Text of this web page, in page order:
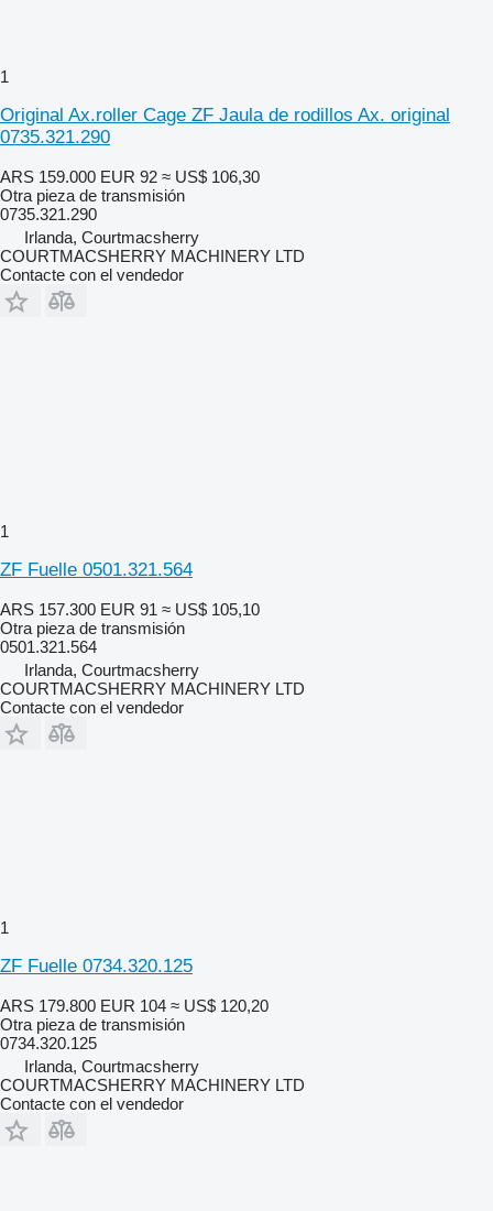
1
Original Ax.roller Cage ZF Jaula de rodillos Ax. original
0735.321.290
ARS 159.000 EUR 92 ≈ US$ 106,30
Otra pieza de transmisión
0735.321.290
Irlanda, Courtmacsherry
COURTMACSHERRY MACHINERY LTD
Contacte con el vendedor
1
ZF Fuelle 0501.321.564
ARS 157.300 EUR 91 ≈ US$ 105,10
Otra pieza de transmisión
0501.321.564
Irlanda, Courtmacsherry
COURTMACSHERRY MACHINERY LTD
Contacte con el vendedor
1
ZF Fuelle 0734.320.125
ARS 179.800 EUR 104 ≈ US$ 120,20
Otra pieza de transmisión
0734.320.125
Irlanda, Courtmacsherry
COURTMACSHERRY MACHINERY LTD
Contacte con el vendedor